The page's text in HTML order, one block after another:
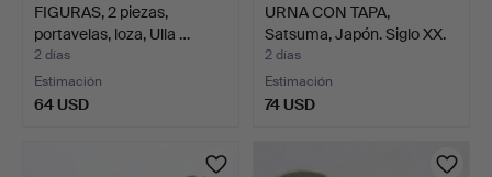
FIGURAS, 2 piezas,
portavelas, loza, Ulla …
2 días
Estimación
64 USD
URNA CON TAPA,
Satsuma, Japón. Siglo XX.
2 días
Estimación
74 USD